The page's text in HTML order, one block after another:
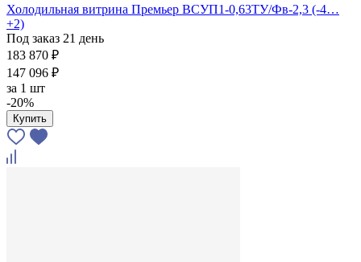
Холодильная витрина Премьер ВСУП1-0,63ТУ/Фв-2,3 (-4…
+2)
Под заказ 21 день
183 870 ₽
147 096 ₽
за 1 шт
-20%
Купить